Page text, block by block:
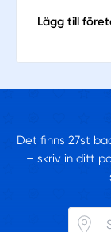
Lägg till
Det finns 27st
– skriv in ditt